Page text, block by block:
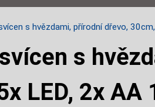
s hvězdami, přírodní dřevo,
s
LED, 2x AA